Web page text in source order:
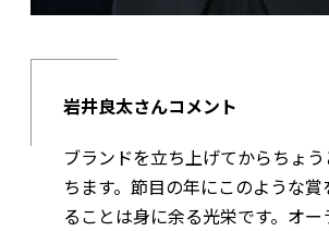
岩井良太さんコメント
ブランドを立ち上げてからちょ
ちます。節目の年にこのような
ることは身に余る光栄です。オー